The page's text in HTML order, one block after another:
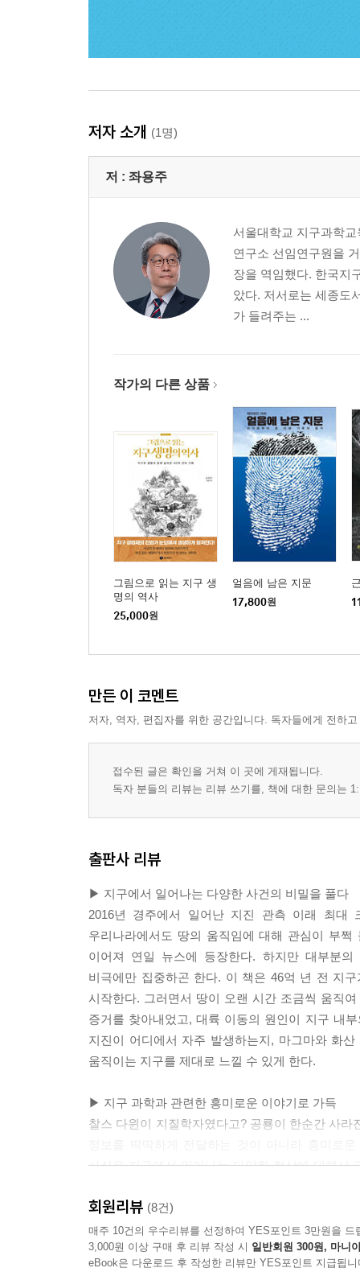
저자 소개 (1명)
저 : 좌용주
서울대학교 지구과학
연구소 선임연구원을
장을 역임했다. 한국지
았다. 저서로는 세종도
가 들려주는 ...
작가의 다른 상품
그림으로 읽는 지구 생
명의 역사
25,000원
얼음에 남은 지문
17,800원
만든 이 코멘트
저자, 역자, 편집자를 위한 공간입니다. 독자들에게 전하
접수된 글은 확인을 거쳐 이 곳에 게재됩니다.
독자 분들의 리뷰는 리뷰 쓰기를, 책에 대한 문의는
출판사 리뷰
▶ 지구에서 일어나는 다양한 사건의 비밀을 풀다
2016년 경주에서 일어난 지진 관측 이래 최대
우리나라에서도 땅의 움직임에 대해 관심이 부
이어져 연일 뉴스에 등장한다. 하지만 대부분
비극에만 집중하곤 한다. 이 책은 46억 년 전 지
시작한다. 그러면서 땅이 오랜 시간 조금씩 움직
증거를 찾아내었고, 대륙 이동의 원인이 지구 내
지진이 어디에서 자주 발생하는지, 마그마와 화
움직이는 지구를 제대로 느낄 수 있게 한다.
▶ 지구 과학과 관련한 흥미로운 이야기로 가득
찰스 다윈이 지질학자였다고? 공룡이 한순간 사
사실은 지구에서 일어나는 다양한 현상에 대해서
가설은 당시 하늘로 날아오른 먼지가 가라앉으면
미래에는 태평양이 좁아지면서 오스트레일리아
수리하는 데 도움을 주기도 했고, 화산 지대에
회원리뷰 (8건)
매주 10건의 우수리뷰를 선정하여 YES포인트 3만원을 드
3,000원 이상 구매 후 리뷰 작성 시 일반회원 300원, 마니
eBook은 다운로드 후 작성한 리뷰만 YES포인트 지급됩니